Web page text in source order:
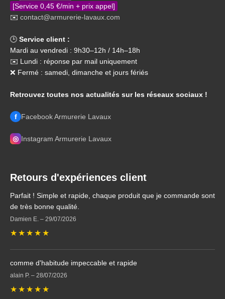
[Service 0,45 €/min + prix appel]
✉️ contact@armurerie-lavaux.com
🕒 Service client :
Mardi au vendredi : 9h30–12h / 14h–18h
✉️ Lundi : réponse par mail uniquement
❌ Fermé : samedi, dimanche et jours fériés
Retrouvez toutes nos actualités sur les réseaux sociaux !
f Facebook Armurerie Lavaux
◎ Instagram Armurerie Lavaux
Retours d'expériences client
Parfait ! Simple et rapide, chaque produit que je commande sont
de très bonne qualité.
Damien E. – 29/07/2026
★ ★ ★ ★ ★
comme d'habitude impeccable et rapide
alain P. – 28/07/2026
★ ★ ★ ★ ★